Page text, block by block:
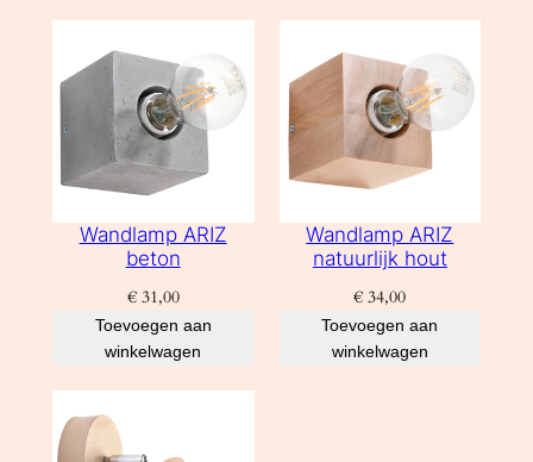
Wandlamp ARIZ
beton
€31,00
Toevoegen aan
winkelwagen
Wandlamp ARIZ
natuurlijk hout
€ 34,00
Toevoegen aan
winkelwagen